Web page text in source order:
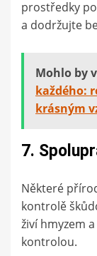
prostředky
a dodržujte
Mohlo by
každého:
krásným
7.
Některé
kontrolě
živí hmyzem
kontrolou.